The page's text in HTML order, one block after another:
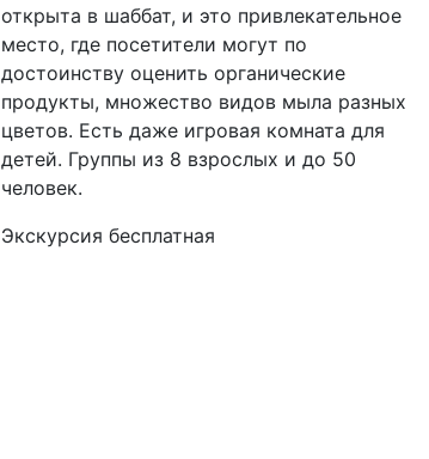
открыта в шаббат, и это привлекательное
место, где посетители могут по
достоинству оценить органические
продукты, множество видов мыла разных
цветов. Есть даже игровая комната для
детей. Группы из 8 взрослых и до 50
человек.
Экскурсия бесплатная